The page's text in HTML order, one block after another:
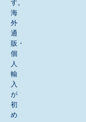
す。
海
外
通
販・
個
人
輸
入
が
初
め